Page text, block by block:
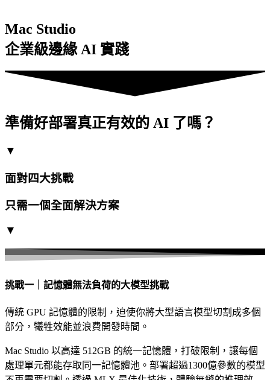
Mac Studio
企業級邊緣 AI 實踐
準備好部署真正有效的 AI 了嗎？
▼
面對四大挑戰
只需一個全面解決方案
▼
挑戰一｜記憶體無法負荷的大模型挑戰
傳統 GPU 記憶體的限制，迫使你將大型語言模型切割成多個
部分，犧牲效能並浪費開發時間。
Mac Studio 以高達 512GB 的統一記憶體 ，打破限制，讓每個
處理單元都能存取同一記憶體池。部署超過1300億參數的模型